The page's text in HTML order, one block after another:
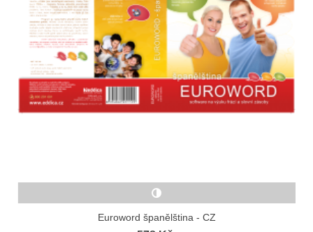
Euroword španělština - CZ